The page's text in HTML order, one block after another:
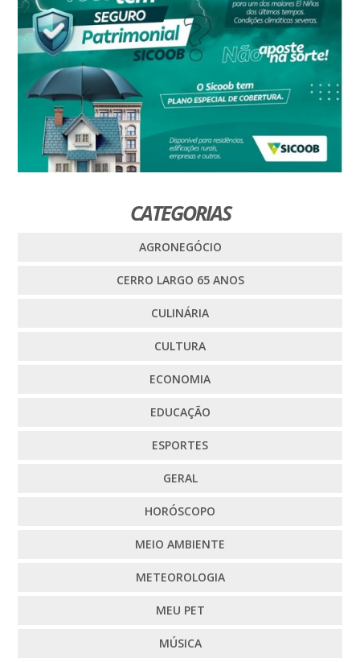
CATEGORIAS
AGRONEGÓCIO
CERRO LARGO 65 ANOS
CULINÁRIA
CULTURA
ECONOMIA
EDUCAÇÃO
ESPORTES
GERAL
HORÓSCOPO
MEIO AMBIENTE
METEOROLOGIA
MEU PET
MÚSICA